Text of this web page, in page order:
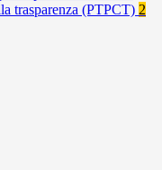
trasparenza (PTPCT) 2